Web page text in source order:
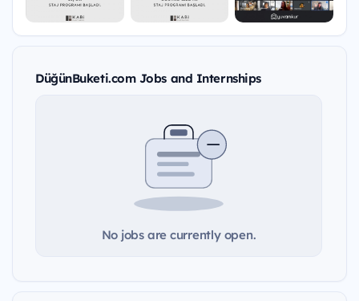
DüğünBuketi.com Jobs and Internships
No jobs are currently open.